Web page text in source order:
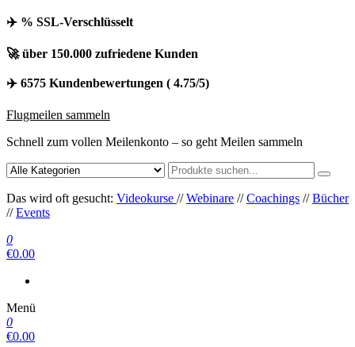
✈️ % SSL-Verschlüsselt
🚀 über 150.000 zufriedene Kunden
✈️ 6575 Kundenbewertungen ( 4.75/5)
Flugmeilen sammeln
Schnell zum vollen Meilenkonto – so geht Meilen sammeln
Das wird oft gesucht: Videokurse //Webinare //Coachings //Bücher
//Events
0
€0.00
Menü
0
€0.00